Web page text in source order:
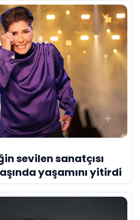
sevilen sanatçısı
yaşamını yitirdi